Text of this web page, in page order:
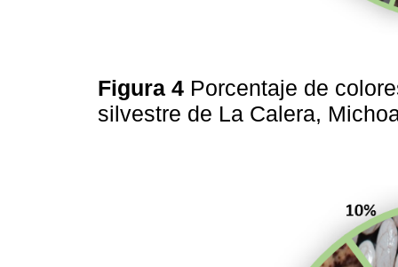
Figura 4 Porcentaje de
silvestre de La Calera,